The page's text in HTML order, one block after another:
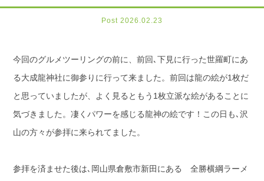
Post 2026.02.23
今回のグルメツーリングの前に、前回､下見に行った世羅町にあ
る大成龍神社に御参りに行って来ました。前回は龍の絵が1枚だ
と思っていましたが、よく見るともう1枚立派な絵があることに
気づきました。凄くパワーを感じる龍神の絵です！この日も､沢
山の方々が参拝に来られてました。
参拝を済ませた後は､岡山県倉敷市新田にある 全勝横綱ラーメ